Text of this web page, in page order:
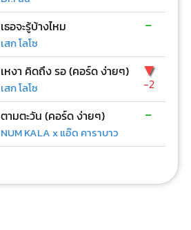
เธอจะรู้บ้างไหม
เสก โลโซ
-
เหงา คิดถึง รอ (คอร์ด ง่ายๆ)
เสก โลโซ
▼
-2
ตามตะวัน (คอร์ด ง่ายๆ)
NUM KALA x แอ๊ด คาราบาว
-